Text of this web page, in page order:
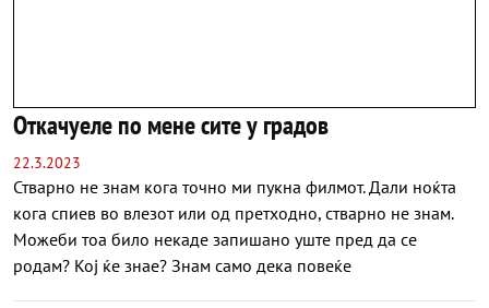
Откачуеле по мене сите у градов
22.3.2023
Стварно не знам кога точно ми пукна филмот. Дали ноќта
кога спиев во влезот или од претходно, стварно не знам.
Можеби тоа било некаде запишано уште пред да се
родам? Кој ќе знае? Знам само дека повеќе